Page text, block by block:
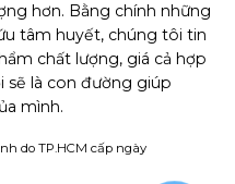
hơn. Bằng chính những
tâm huyết, chúng tôi tin
chất lượng, giá cả hợp
sẽ là con đường giúp
mình.
do TP.HCM cấp ngày